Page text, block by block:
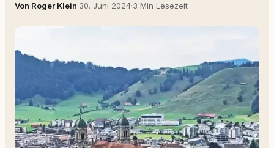
Von Roger Klein·30. Juni 2024·3 Min Lesezeit